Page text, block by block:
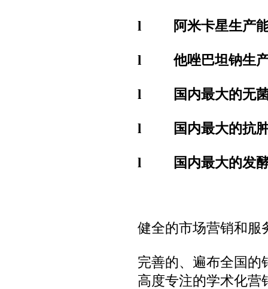
l 阿米卡星生产
l他唑巴坦钠生
l 国内最大的无
l 国内最大的抗
l 国内最大的发
健全的市场营销和服
完善的、遍布全国的
高度专注的学术化营